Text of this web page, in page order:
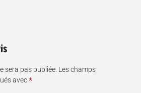
sera pas publiée. Les champs
avec*